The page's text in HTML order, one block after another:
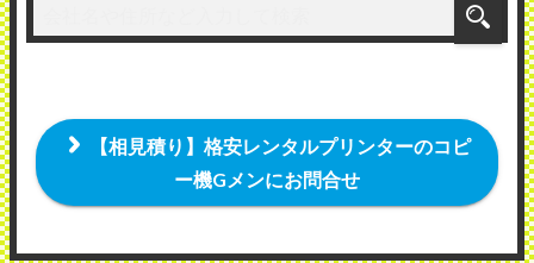
【相見積り】格安レンタルプリンターのコピ
ー機Gメンにお問合せ